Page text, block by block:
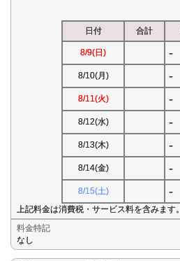
日付 合計
8/9(日) -
8/10(月) -
8/11(火) -
8/12(水) -
8/13(木) -
8/14(金) -
8/15(土) -
上記料金は消費税・サービス料を含みます。
料金特記
なし